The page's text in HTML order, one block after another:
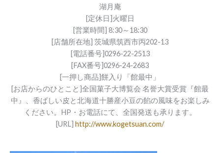
湖月庵
[定休日]火曜日
[営業時間] 8:30～18:30
[店舗所在地] 茨城県筑西市丙202-13
[電話番号]0296-22-2513
[FAX番号]0296-24-2683
[一押し商品]餅入り「館最中」
[お店からのひとこと]全国菓子大博覧会 名誉大賞受賞『館最
中』、香ばしい皮と北海道十勝産小豆の餡の風味をお楽しみ
ください。HP・お電話にて、全国発送も承ります。
[URL] http://www.kogetsuan.com/